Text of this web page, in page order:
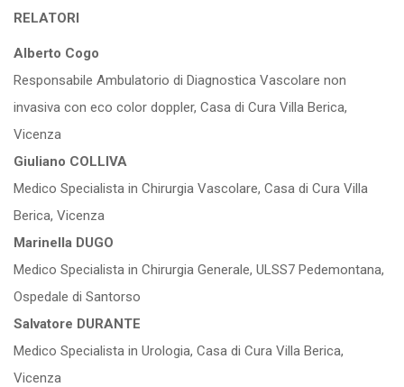
RELATORI
Alberto Cogo
Responsabile Ambulatorio di Diagnostica Vascolare non
invasiva con eco color doppler, Casa di Cura Villa Berica,
Vicenza
Giuliano COLLIVA
Medico Specialista in Chirurgia Vascolare, Casa di Cura Villa
Berica, Vicenza
Marinella DUGO
Medico Specialista in Chirurgia Generale, ULSS7 Pedemontana,
Ospedale di Santorso
Salvatore DURANTE
Medico Specialista in Urologia, Casa di Cura Villa Berica,
Vicenza